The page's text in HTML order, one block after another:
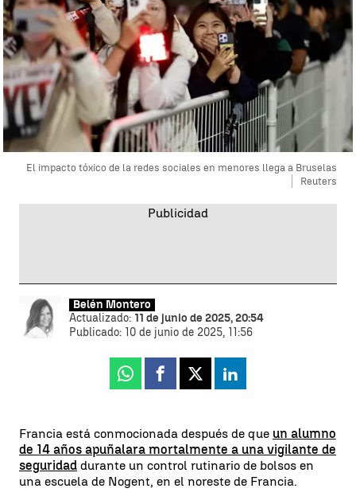
El impacto tóxico de la redes sociales en menores llega a Bruselas
Reuters
Belén Montero
Actualizado: 11 de junio de 2025, 20:54
Publicado: 10 de junio de 2025, 11:56
Whatsapp
Facebook
X Linkedin
Francia está conmocionada después de que un alumno
de 14 años apuñalara mortalmente a una vigilante de
seguridad durante un control rutinario de bolsos en
una escuela de Nogent, en el noreste de Francia.